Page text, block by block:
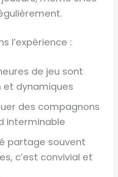
l’expérience :
de jeu sont
et dynamiques
des compagnons
interminable
partage souvent
c’est convivial et